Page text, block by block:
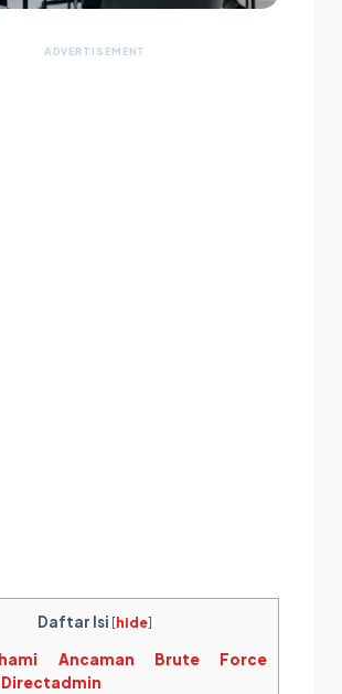
ADVERTISEMENT
Daftar Isi [hide]
Ancaman Brute Force